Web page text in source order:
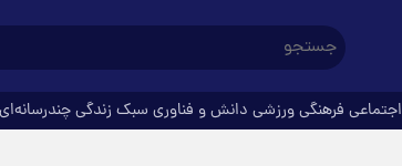
اجتماعی فرهنگیورزشی دانش و فناوری سبک زندگیچندرسانه‌ای